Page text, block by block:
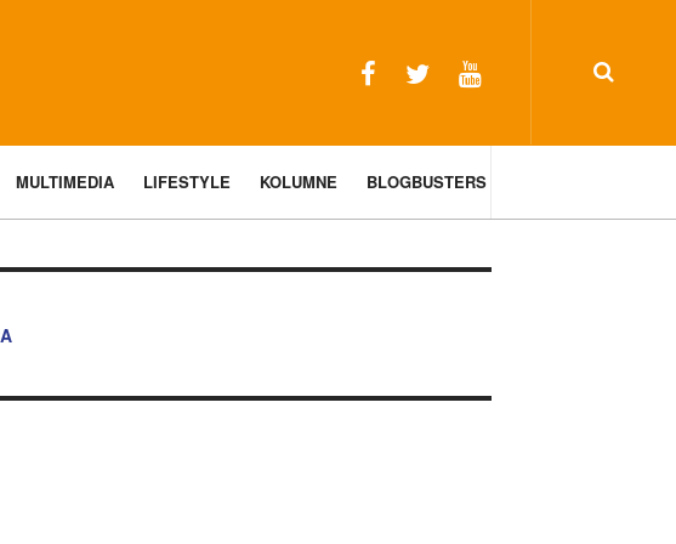
MULTIMEDIA LIFESTYLE KOLUMNE BLOGBUSTERS